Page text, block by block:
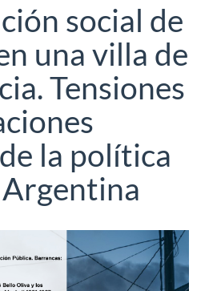
social de
una villa de
Tensiones
la política